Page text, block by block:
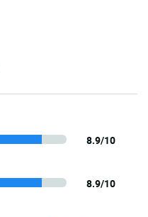
8.9/10
8.9/10